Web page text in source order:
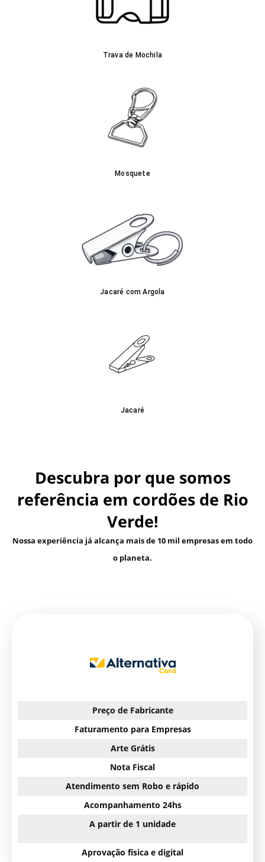
Trava de Mochila
Mosquete
Jacaré com Argola
Jacaré
Descubra por que somos
referência em cordões de Rio
Verde!
Nossa experiência já alcança mais de 10 mil empresas em todo
o planeta.
Preço de Fabricante
Faturamento para Empresas
Arte Grátis
Nota Fiscal
Atendimento sem Robo e rápido
Acompanhamento 24hs
A partir de 1 unidade
Aprovação física e digital